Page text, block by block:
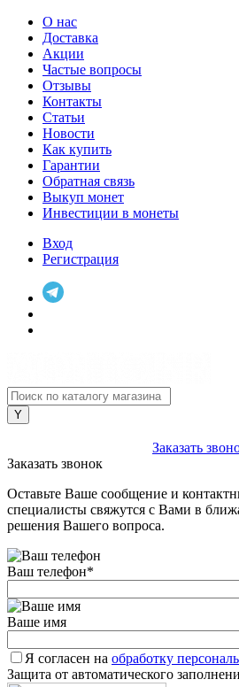
О нас
Доставка
Акции
Частые вопросы
Отзывы
Контакты
Статьи
Новости
Как купить
Гарантии
Обратная связь
Выкуп монет
Инвестиции в монеты
Вход
Регистрация
Заказать
Заказать звонок
Оставьте Ваше сообщение и
специалисты свяжутся с Вами в
решения Вашего вопроса.
Ваш телефон*
Ваше имя
Я согласен на обработку
Защита от автоматического